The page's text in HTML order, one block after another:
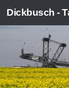
Zum Inhalt